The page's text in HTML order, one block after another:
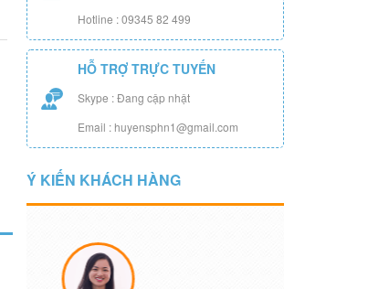
Hotline : 09345 82 499
HỖ TRỢ TRỰC TUYẾN
Skype : Đang cập nhật
Email : huyensphn1@gmail.com
Ý KIẾN KHÁCH HÀNG